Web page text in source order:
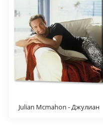
Julian Mcmahon - Джулиан